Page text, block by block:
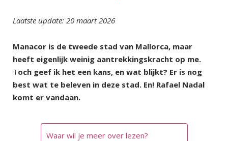
Laatste update: 20 maart 2026
Manacor is de tweede stad van Mallorca, maar
heeft eigenlijk weinig aantrekkingskracht op me.
Toch geef ik het een kans, en wat blijkt? Er is nog
best wat te beleven in deze stad. En! Rafael Nadal
komt er vandaan.
Waar wil je meer over lezen?